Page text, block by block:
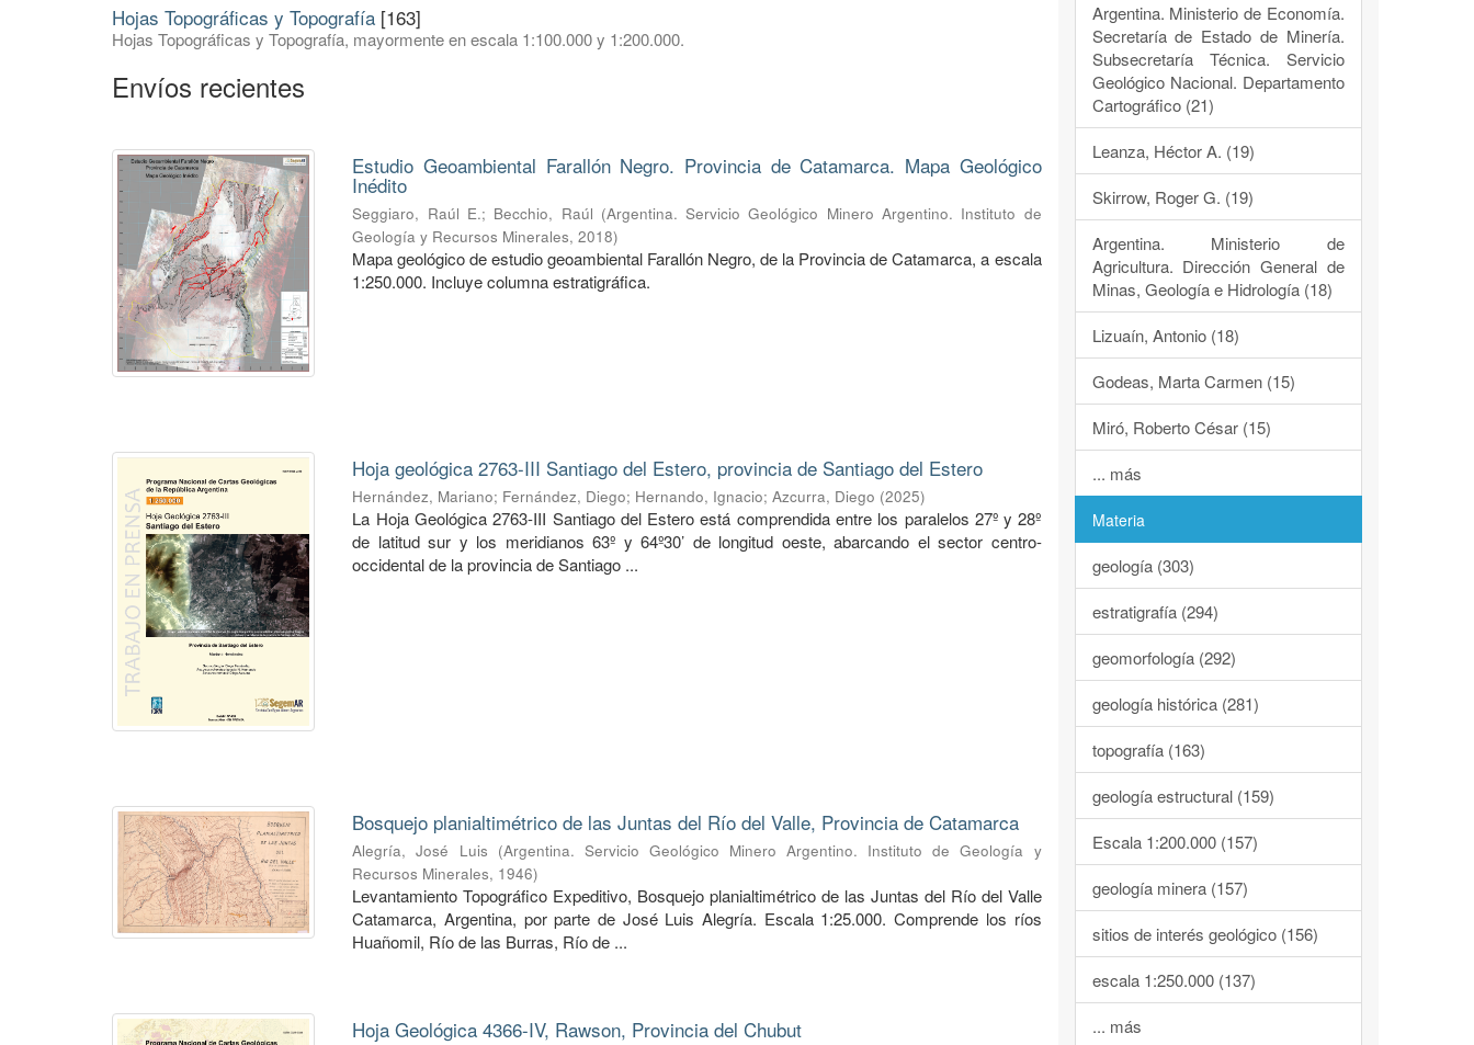
Hojas Topográficas y Topografía [163]
Hojas Topográficas y Topografía, mayormente en escala 1:100.000 y 1:200.000.
Envíos recientes
Estudio Geoambiental Farallón Negro. Provincia de Catamarca. Mapa Geológico
Inédito
Seggiaro, Raúl E.; Becchio, Raúl (Argentina. Servicio Geológico Minero Argentino. Instituto de
Geología y Recursos Minerales,2018)
Mapa geológico de estudio geoambiental Farallón Negro, de la Provincia de Catamarca, a escala
1:250.000. Incluye columna estratigráfica.
Hoja geológica 2763-III Santiago del Estero, provincia de Santiago del Estero
Hernández, Mariano; Fernández, Diego; Hernando, Ignacio;Azcurra, Diego (2025)
La Hoja Geológica 2763-III Santiago del Estero está comprendida entre los paralelos 27º y 28º
de latitud sur y los meridianos 63º y 64º30’ de longitud oeste, abarcando el sector centro-
occidental de la provincia de Santiago ...
Bosquejo planialtimétrico de las Juntas del Río del Valle, Provincia de Catamarca
Alegría, José Luis (Argentina. Servicio Geológico Minero Argentino. Instituto de Geología y
Recursos Minerales, 1946)
Levantamiento Topográfico Expeditivo, Bosquejo planialtimétrico de las Juntas del Río del Valle
Catamarca, Argentina, por parte de José Luis Alegría. Escala 1:25.000. Comprende los ríos
Huañomil, Río de las Burras, Río de ...
Hoja Geológica 4366-IV, Rawson, Provincia del Chubut
Argentina. Ministerio de Economía.
Secretaría de Estado de Minería.
Subsecretaría Técnica. Servicio
Geológico Nacional. Departamento
Cartográfico (21)
Leanza, Héctor A. (19)
Skirrow, Roger G. (19)
Argentina. Ministerio de
Agricultura. Dirección General de
Minas, Geología e Hidrología (18)
Lizuaín, Antonio (18)
Godeas, Marta Carmen (15)
Miró, Roberto César (15)
... más
Materia
geología (303)
estratigrafía (294)
geomorfología (292)
geología histórica (281)
topografía (163)
geología estructural (159)
Escala 1:200.000 (157)
geología minera (157)
sitios de interés geológico (156)
escala 1:250.000 (137)
... más